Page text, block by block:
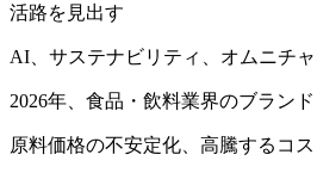
活路を見出す
AI、サステナビリティ、オムニチ
2026年、食品・飲料業界のブラン
原料価格の不安定化、高騰するコ